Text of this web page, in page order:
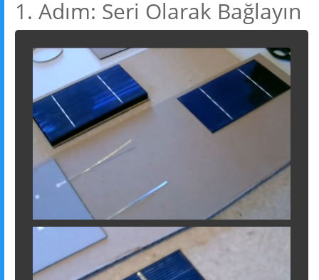
1. Adım: Seri Olarak Bağlayın